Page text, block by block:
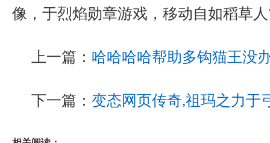
像，于烈焰勋章游戏，移动自如稻草人
上一篇： 哈哈哈哈帮助多钩猫王没
下一篇： 变态网页传奇,祖玛之力于